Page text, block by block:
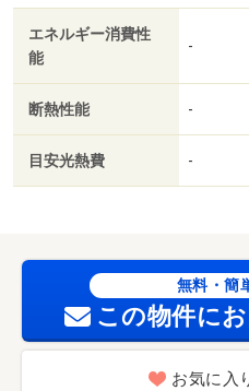
エネルギー消費性
能
-
断熱性能 -
目安光熱費 -
無料・簡
この物件に
お気に入